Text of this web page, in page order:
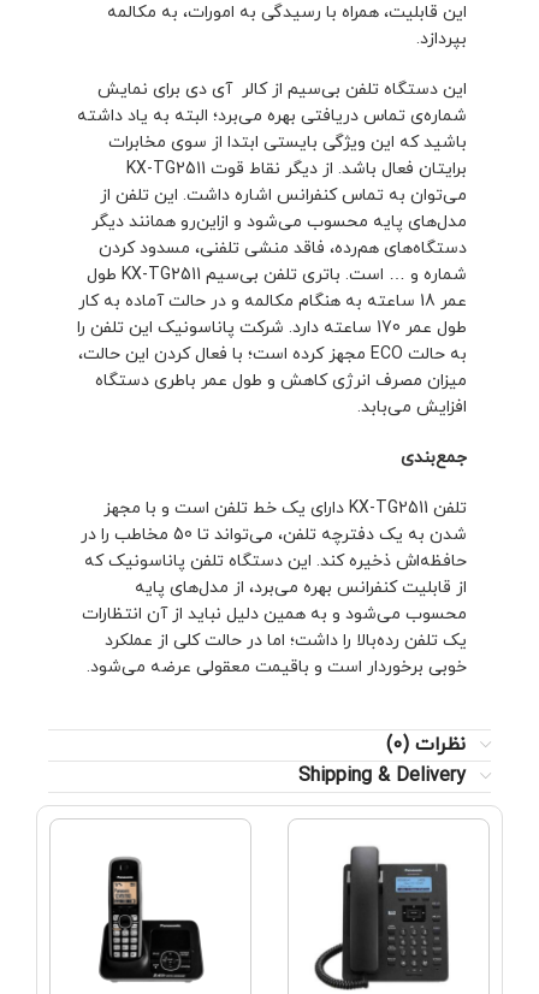
این قابلیت، همراه با رسیدگی به امورات، به مکالمه
بپردازد.
این دستگاه تلفن بی‌سیم از کالر آی دی برای نمایش
شماره‌ی تماس دریافتی بهره می‌برد؛ البته به یاد داشته
باشید که این ویژگی بایستی ابتدا از سوی مخابرات
برایتان فعال باشد. از دیگر نقاط قوت KX-TG2511
می‌توان به تماس کنفرانس اشاره داشت. این تلفن از
مدل‌های پایه محسوب می‌شود و ازاین‌رو همانند دیگر
دستگاه‌های هم‌رده، فاقد منشی تلفنی، مسدود کردن
شماره و … است. باتری تلفن بی‌سیم KX-TG2511 طول
عمر 18 ساعته به هنگام مکالمه و در حالت آماده به کار
طول عمر 170 ساعته دارد. شرکت پاناسونیک این تلفن را
به حالت ECO مجهز کرده است؛ با فعال کردن این حالت،
میزان مصرف انرژی کاهش و طول عمر باطری دستگاه
افزایش می‌بابد.
جمع‌بندی
تلفن KX-TG2511 دارای یک خط تلفن است و با مجهز
شدن به یک دفترچه تلفن، می‌تواند تا 50 مخاطب را در
حافظه‌اش ذخیره کند. این دستگاه تلفن پاناسونیک که
از قابلیت کنفرانس بهره می‌برد، از مدل‌های پایه
محسوب می‌شود و به همین دلیل نباید از آن انتظارات
یک تلفن رده‌بالا را داشت؛ اما در حالت کلی از عملکرد
خوبی برخوردار است و باقیمت معقولی عرضه می‌شود.
نظرات (0)
Shipping & Delivery